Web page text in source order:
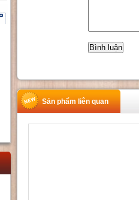
Sản phẩm liên quan